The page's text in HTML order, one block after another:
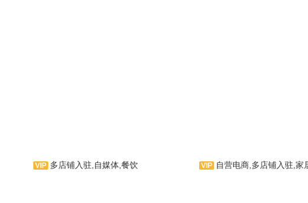
多店铺入驻,自媒体,餐饮 自营电商,多店铺入驻,家